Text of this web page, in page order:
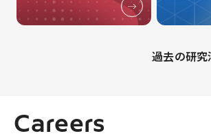
過去の研究
Careers